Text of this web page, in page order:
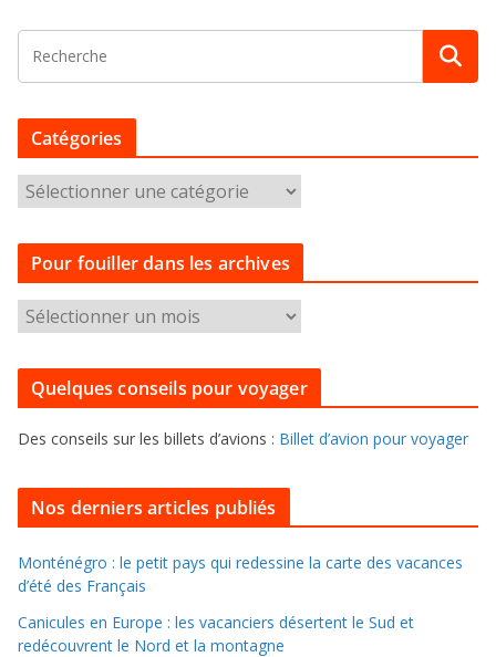
Catégories
a
t
g
e
s
Pour fouiller dans les archives
o
u
o
l
l
e
r
d
Quelques conseils pour voyager
Des conseils sur les billets d’avions : Billet d’avion pour voyager
Nos derniers articles publiés
Monténégro : le petit pays qui redessine la carte des vacances
d’été des Français
Canicules en Europe : les vacanciers désertent le Sud et
redécouvrent le Nord et la montagne